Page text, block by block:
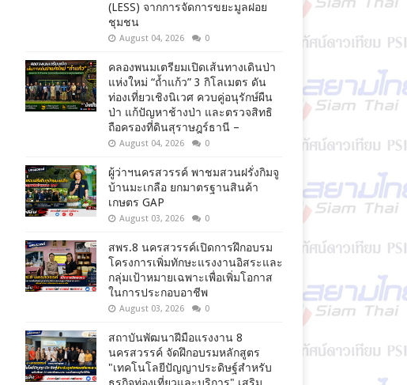
(LESS) จากการจัดการขยะมูลฝอย
ชุมชน
August 04, 2026 0
คลองพนมเตรียมเปิดเส้นทางเดินป่า
แห่งใหม่ “ถ้ำแก้ว” 3 กิโลเมตร ดัน
ท่องเที่ยวเชิงนิเวศ ควบคู่อนุรักษ์ผืน
ป่า แก้ปัญหาช้างป่า และตรวจสิทธิ
ถือครองที่ดินสุราษฎร์ธานี –
August 04, 2026 0
ผู้ว่าฯนครสวรรค์ พาชมสวนฝรั่งกิมจู
บ้านมะเกลือ ยกมาตรฐานสินค้า
เกษตร GAP
August 03, 2026 0
สพร.8 นครสวรรค์เปิดการฝึกอบรม
โครงการเพิ่มทักษะแรงงานอิสระและ
กลุ่มเป้าหมายเฉพาะเพื่อเพิ่มโอกาส
ในการประกอบอาชีพ
August 03, 2026 0
สถาบันพัฒนาฝีมือแรงงาน 8
นครสวรรค์ จัดฝึกอบรมหลักสูตร
"เทคโนโลยีปัญญาประดิษฐ์สำหรับ